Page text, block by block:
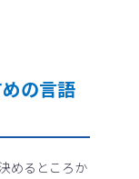
の言語
めるところか